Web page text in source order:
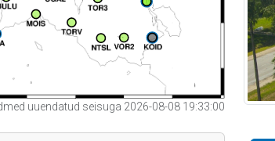
uuendatud seisuga 2026-08-08 19:33:00